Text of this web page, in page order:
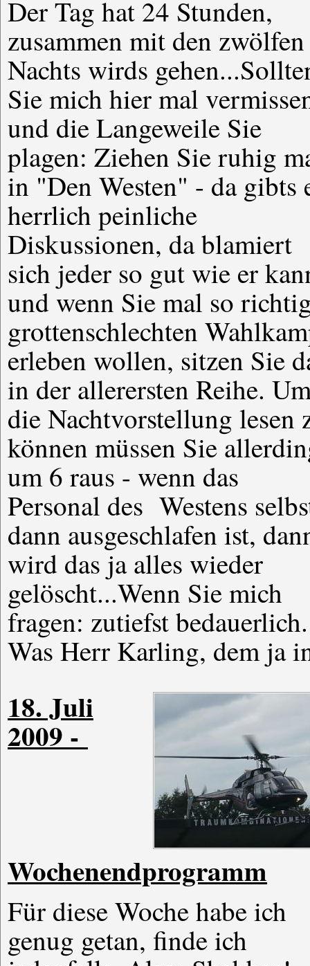
Der Tag hat 24 Stunden,
zusammen mit den zwölfen
Nachts wirds
Sie mich hier mal
und die Langeweile Sie
plagen: Ziehen Sie ruhig
in "Den Westen" - da gibts
herrlich peinliche
Diskussionen, da blamiert
sich jeder so gut wie er
und wenn Sie mal so
grottenschlechten
erleben wollen, sitzen Sie
in der allerersten Reihe.
die Nachtvorstellung lesen
können müssen Sie
um 6 raus - wenn das
Personal des Westens
dann ausgeschlafen ist,
wird das ja alles wieder
gelöscht...Wenn Sie mich
fragen: zutiefst bedauerlich.
Was Herr Karling, dem ja
18. Juli
2009 -
Wochenendprogramm
Für diese Woche habe ich
genug getan, finde ich